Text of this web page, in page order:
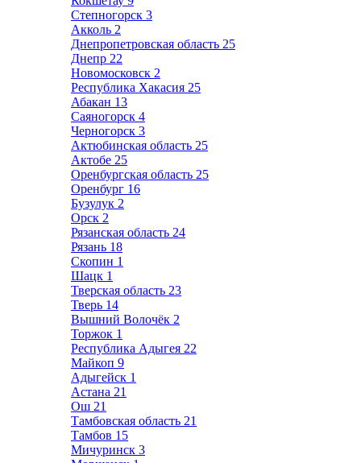
Степногорск 3
Акколь 2
Днепропетровская область 25
Днепр 22
Новомосковск 2
Республика Хакасия 25
Абакан 13
Саяногорск 4
Черногорск 3
Актюбинская область 25
Актобе 25
Оренбургская область 25
Оренбург 16
Бузулук 2
Орск 2
Рязанская область 24
Рязань 18
Скопин 1
Шацк 1
Тверская область 23
Тверь 14
Вышний Волочёк 2
Торжок 1
Республика Адыгея 22
Майкоп 9
Адыгейск 1
Астана 21
Ош 21
Тамбовская область 21
Тамбов 15
Мичуринск 3